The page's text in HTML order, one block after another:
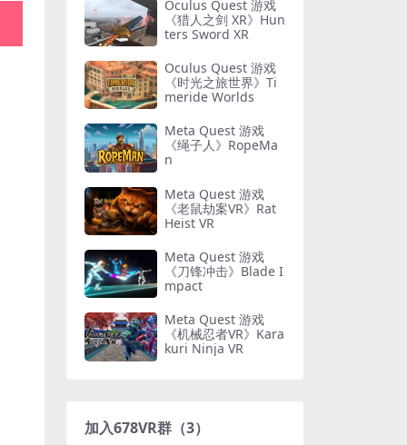
Oculus Quest 游戏
《猎人之剑 XR》Hun
ters Sword XR
Oculus Quest 游戏
《时光之旅世界》Ti
meride Worlds
Meta Quest 游戏
《绳子人》RopeMa
n
Meta Quest 游戏
《老鼠劫案VR》Rat
Heist VR
Meta Quest 游戏
《刀锋冲击》Blade I
mpact
Meta Quest 游戏
《机械忍者VR》Kara
kuri Ninja VR
加入678VR群（3）